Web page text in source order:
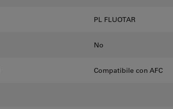
PL FLUOTAR
No
Compatibile con AFC